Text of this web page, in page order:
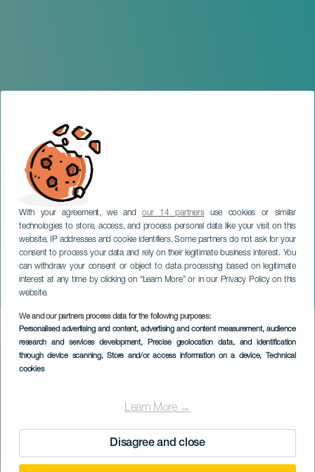
With your agreement, we andour 14 partnersuse cookies or similar
technologies to store, access, and process personal data like your visit on this
website, IP addresses and cookie identifiers. Some partners do not ask for your
consent to process your data and rely on their legitimate business interest. You
can withdraw your consent or object to data processing based on legitimate
interest at any time by clicking on “Learn More” or in our Privacy Policy on this
website.
We and our partners process data for the following purposes:
Personalised advertising and content, advertising and content measurement, audience
research and services development, Precise geolocation data, and identification
through device scanning, Store and/or access information on a device, Technical
cookies
Learn More →
Disagree and close
Mini Arico Trail
TENERIFE
Imagen
Listado